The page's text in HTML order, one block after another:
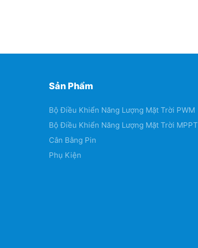
Sản Phẩm
Bộ Điều Khiển Năng Lượng Mặt Trời PWM
Bộ Điều Khiển Năng Lượng Mặt Trời MPPT
Cân Bằng Pin
Phụ Kiện